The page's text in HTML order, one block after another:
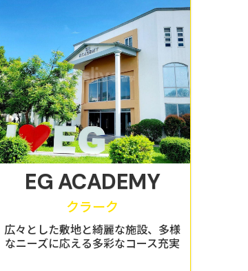
EG ACADEMY
クラーク
広々とした敷地と綺麗な施設、多様
なニーズに応える多彩なコース充実